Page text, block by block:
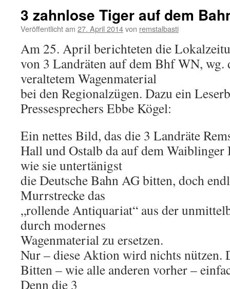
3 zahnlose Tiger auf dem
Veröffentlicht am 27. April 2014von remstalbasti
Am 25. April berichteten die
von 3 Landräten auf dem Bhf WN, wg.
veraltetem Wagenmaterial
bei den Regionalzügen. Dazu ein
Pressesprechers Ebbe Kögel:
Ein nettes Bild, das die 3 Landräte
Hall und Ostalb da auf dem Waiblinger
wie sie untertänigst
die Deutsche Bahn AG bitten, doch
Murrstrecke das
„rollende Antiquariat“ aus der
durch modernes
Wagenmaterial zu ersetzen.
Nur – diese Aktion wird nichts nützen.
Bitten – wie alle anderen vorher –
Denn die 3